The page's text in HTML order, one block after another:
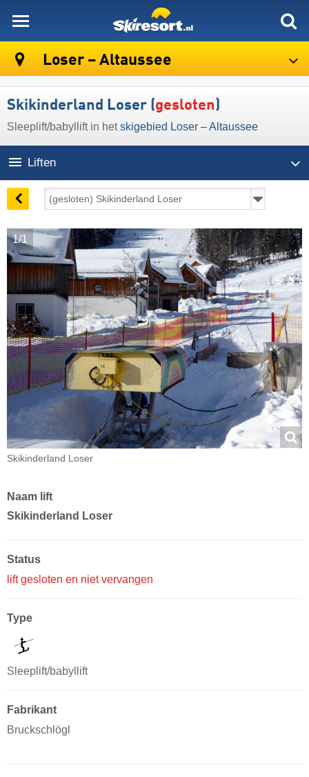
Loser – Altaussee
Skikinderland Loser (gesloten)
Sleeplift/babyllift in hetskigebied Loser – Altaussee
Liften
1/1
Skikinderland Loser
Naam lift
Skikinderland Loser
Status
lift gesloten en niet vervangen
Type
Sleeplift/babyllift
Fabrikant
Bruckschlögl